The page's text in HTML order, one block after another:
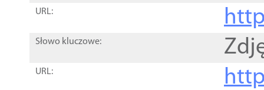
URL:
Słowo kluczowe:
URL: